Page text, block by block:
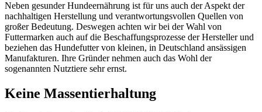
Neben gesunder Hundeernährung ist für uns auch der Aspekt der
nachhaltigen Herstellung und verantwortungsvollen Quellen von
großer Bedeutung. Deswegen achten wir bei der Wahl von
Futtermarken auch auf die Beschaffungsprozesse der Hersteller und
beziehen das Hundefutter von kleinen, in Deutschland ansässigen
Manufakturen. Ihre Gründer nehmen auch das Wohl der
sogenannten Nutztiere sehr ernst.
Keine Massentierhaltung